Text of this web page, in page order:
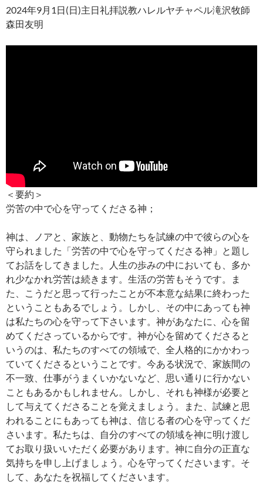
2024年9月1日(日)主日礼拝説教ハレルヤチャペル滝沢牧師
森田友明
＜要約＞
労苦の中で心を守ってくださる神；
神は、ノアと、家族と、動物たちを試練の中で彼らの心を
守られました「労苦の中で心を守ってくださる神」と題し
てお話をしてきました。人生の歩みの中においても、多か
れ少なかれ労苦は続きます。生活の労苦もそうです。ま
た、こうだと思って行ったことが不本意な結果に終わった
ということもあるでしょう。しかし、その中にあっても神
は私たちの心を守って下さいます。神があなたに、心を留
めてくださっているからです。神が心を留めてくださると
いうのは、私たちのすべての領域で、全人格的にかかわっ
ていてくださるということです。今ある状況で、家族間の
不一致、仕事がうまくいかないなど、思い通りに行かない
こともあるかもしれません。しかし、それも神様が必要と
して与えてくださることを覚えましょう。また、試練と思
われることにもあっても神は、信じる者の心を守ってくだ
さいます。私たちは、自分のすべての領域を神に明け渡し
てお取り扱いいただく必要があります。神に自分の正直な
気持ちを申し上げましょう。心を守ってくださいます。そ
して、あなたを祝福してくださいます。